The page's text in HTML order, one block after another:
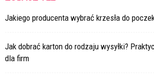
Jakiego producenta wybrać krzesła do
Jak dobrać karton do rodzaju wysyłki?
dla firm